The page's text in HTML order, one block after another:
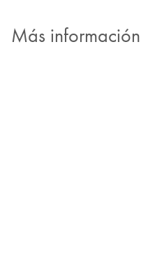
Más información